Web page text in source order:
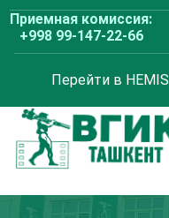
Перейти
содержимому
Приемная комиссия:
+998 99-147-22-66
Перейти в HEMIS